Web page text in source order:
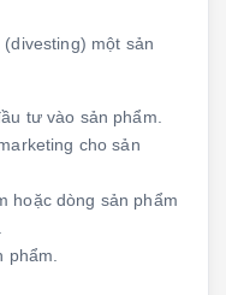
một sản
tư vào sản phẩm.
cho sản
hoặc dòng sản phẩm
phẩm.